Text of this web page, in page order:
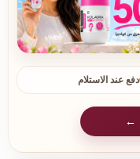
دفع عند الاستلام